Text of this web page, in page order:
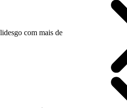
com mais de